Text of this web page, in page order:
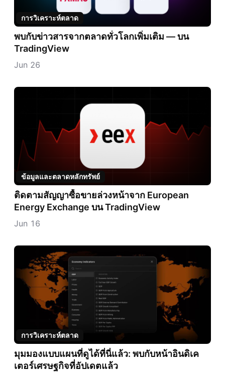
การวิเคราะห์ตลาด
พบกับข่าวสารจากตลาดทั่วโลกเพิ่มเติม — บน
TradingView
Jun 26
ข้อมูลและตลาดหลักทรัพย์
ติดตามสัญญาซื้อขายล่วงหน้าจาก European
Energy Exchange บน TradingView
Jun 16
การวิเคราะห์ตลาด
มุมมองแบบแผนที่ดูได้ที่นี่แล้ว: พบกับหน้าอินดิเค
เตอร์เศรษฐกิจที่อัปเดตแล้ว